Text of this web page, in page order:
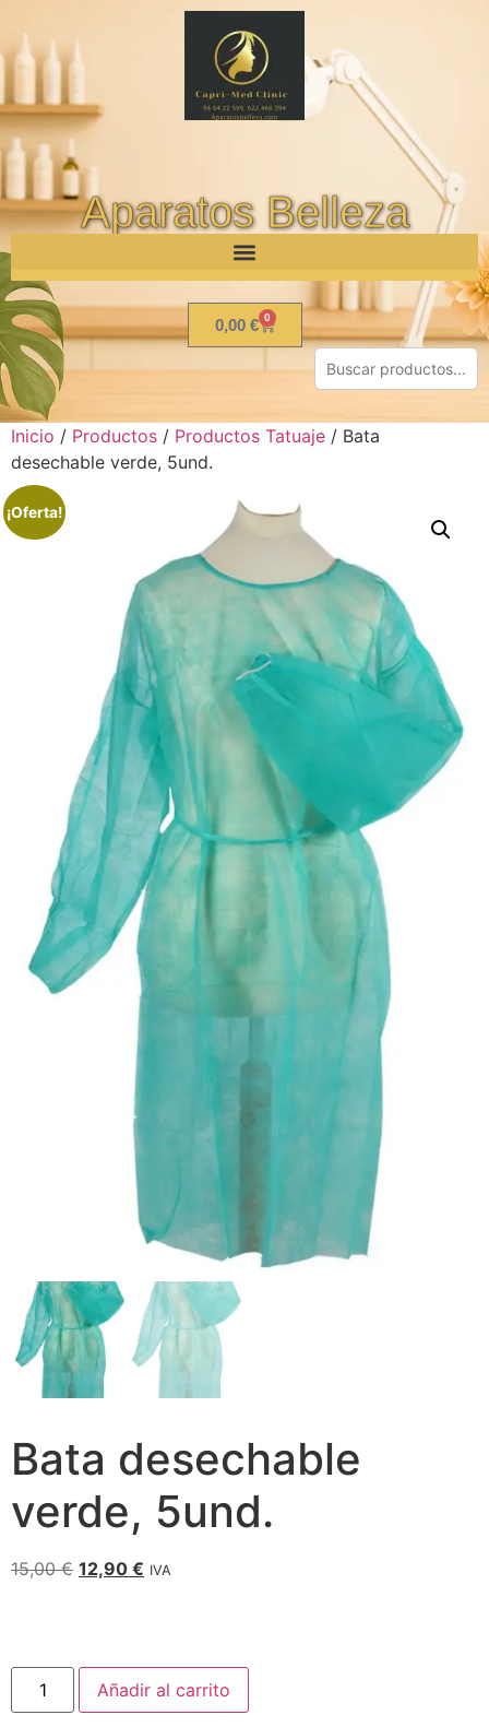
Aparatos Belleza
0,00 € 0
Inicio / Productos / Productos Tatuaje / Bata
desechable verde, 5und.
¡Oferta!
Bata desechable
verde, 5und.
15,00€ 12,90 € IVA
Añadir al carrito